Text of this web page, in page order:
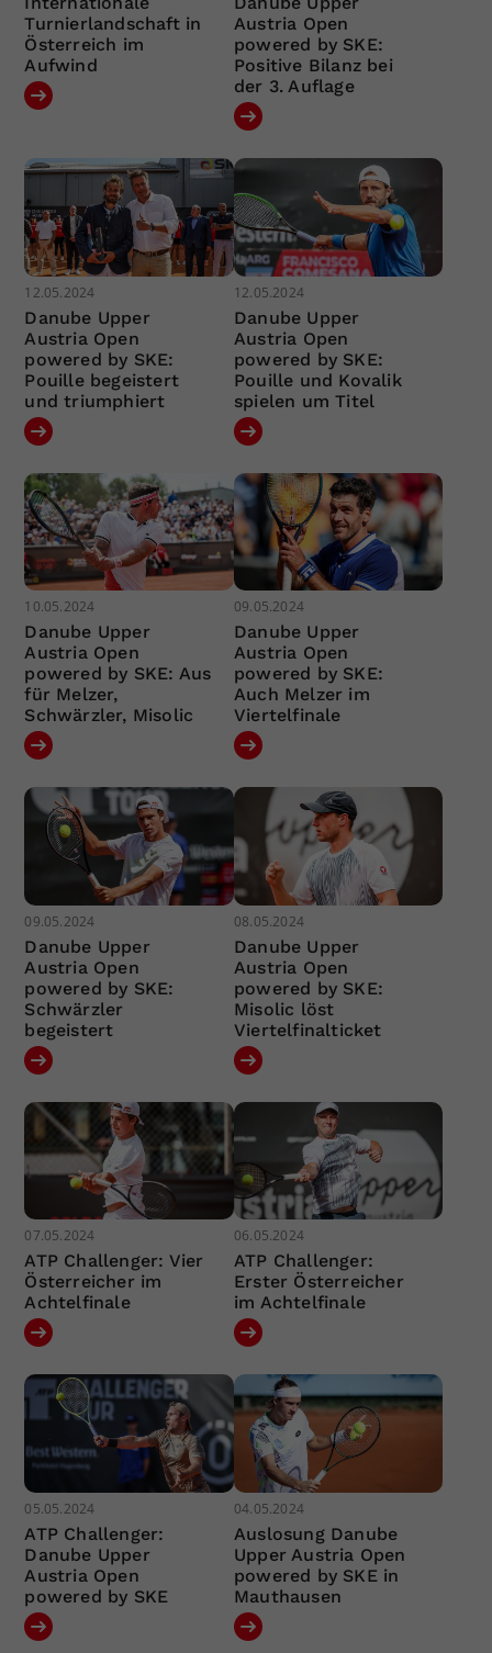
Turnierlandschaft in
Österreich im
Aufwind
Austria Open
powered by SKE:
Positive Bilanz bei
der 3. Auflage
12.05.2024
Danube Upper
Austria Open
powered by SKE:
Pouille begeistert
und triumphiert
12.05.2024
Danube Upper
Austria Open
powered by SKE:
Pouille und Kovalik
spielen um Titel
10.05.2024
Danube Upper
Austria Open
powered by SKE: Aus
für Melzer,
Schwärzler, Misolic
09.05.2024
Danube Upper
Austria Open
powered by SKE:
Auch Melzer im
Viertelfinale
09.05.2024
Danube Upper
Austria Open
powered by SKE:
Schwärzler
begeistert
08.05.2024
Danube Upper
Austria Open
powered by SKE:
Misolic löst
Viertelfinalticket
07.05.2024
ATP Challenger: Vier
Österreicher im
Achtelfinale
06.05.2024
ATP Challenger:
Erster Österreicher
im Achtelfinale
05.05.2024
ATP Challenger:
Danube Upper
Austria Open
powered by SKE
04.05.2024
Auslosung Danube
Upper Austria Open
powered by SKE in
Mauthausen